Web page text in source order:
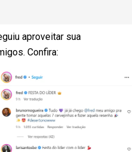
aproveitar sua
Confira: